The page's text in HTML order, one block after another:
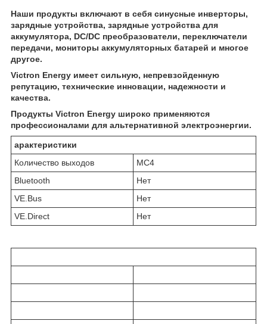
Наши продукты включают в себя синусные инверторы,
зарядные устройства, зарядные устройства для
аккумулятора, DC/DC преобразователи, переключатели
передачи, мониторы аккумуляторных батарей и многое
другое.
Victron Energy имеет сильную, непревзойденную
репутацию, технические инновации, надежности и
качества.
Продукты Victron Energy широко применяются
профессионалами для альтернативной электроэнергии.
арактеристики
Количество выходов
MC4
Bluetooth
Нет
VE.Bus
Нет
VE.Direct
Нет